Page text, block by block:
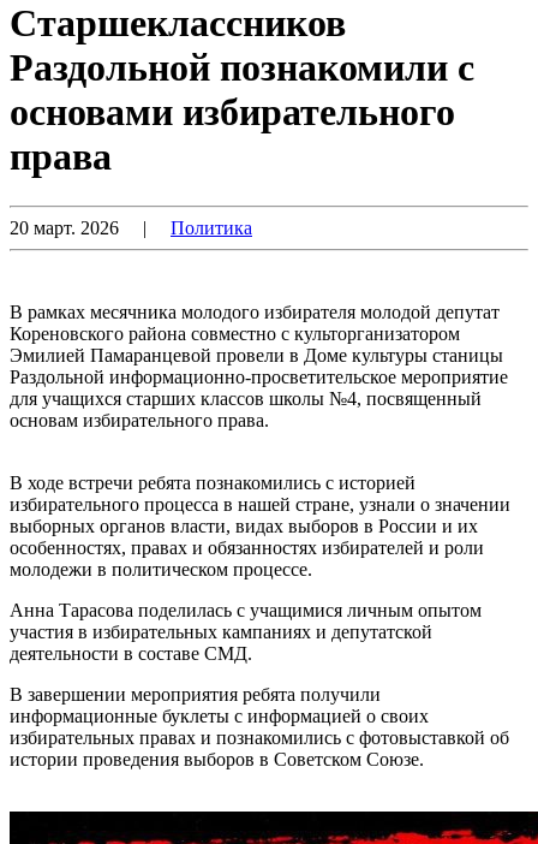
Cтаршеклассников
Раздольной познакомили с
основами избирательного
права
20 март. 2026 | Политика
В рамках месячника молодого избирателя молодой депутат
Кореновского района совместно с культорганизатором
Эмилией Памаранцевой провели в Доме культуры станицы
Раздольной информационно-просветительское мероприятие
для учащихся старших классов школы №4, посвященный
основам избирательного права.
В ходе встречи ребята познакомились с историей
избирательного процесса в нашей стране, узнали о значении
выборных органов власти, видах выборов в России и их
особенностях, правах и обязанностях избирателей и роли
молодежи в политическом процессе.
Анна Тарасова поделилась с учащимися личным опытом
участия в избирательных кампаниях и депутатской
деятельности в составе СМД.
В завершении мероприятия ребята получили
информационные буклеты с информацией о своих
избирательных правах и познакомились с фотовыставкой об
истории проведения выборов в Советском Союзе.